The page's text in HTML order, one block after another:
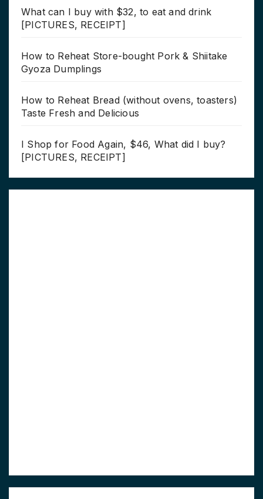
What can I buy with $32, to eat and drink
[PICTURES, RECEIPT]
How to Reheat Store-bought Pork & Shiitake
Gyoza Dumplings
How to Reheat Bread (without ovens, toasters)
Taste Fresh and Delicious
I Shop for Food Again, $46, What did I buy?
[PICTURES, RECEIPT]